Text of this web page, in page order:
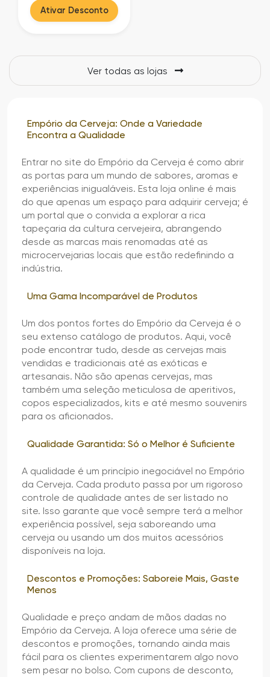
Ativar Desconto
Ver todas as lojas
Empório da Cerveja: Onde a Variedade
Encontra a Qualidade
Entrar no site do Empório da Cerveja é como abrir
as portas para um mundo de sabores, aromas e
experiências inigualáveis. Esta loja online é mais
do que apenas um espaço para adquirir cerveja; é
um portal que o convida a explorar a rica
tapeçaria da cultura cervejeira, abrangendo
desde as marcas mais renomadas até as
microcervejarias locais que estão redefinindo a
indústria.
Uma Gama Incomparável de Produtos
Um dos pontos fortes do Empório da Cerveja é o
seu extenso catálogo de produtos. Aqui, você
pode encontrar tudo, desde as cervejas mais
vendidas e tradicionais até as exóticas e
artesanais. Não são apenas cervejas, mas
também uma seleção meticulosa de aperitivos,
copos especializados, kits e até mesmo souvenirs
para os aficionados.
Qualidade Garantida: Só o Melhor é Suficiente
A qualidade é um princípio inegociável no Empório
da Cerveja. Cada produto passa por um rigoroso
controle de qualidade antes de ser listado no
site. Isso garante que você sempre terá a melhor
experiência possível, seja saboreando uma
cerveja ou usando um dos muitos acessórios
disponíveis na loja.
Descontos e Promoções: Saboreie Mais, Gaste
Menos
Qualidade e preço andam de mãos dadas no
Empório da Cerveja. A loja oferece uma série de
descontos e promoções, tornando ainda mais
fácil para os clientes experimentarem algo novo
sem pesar no bolso. Com cupons de desconto,